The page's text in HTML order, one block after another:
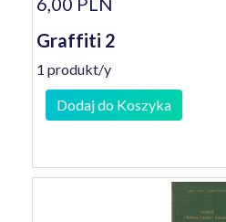
Graffiti 2
1 produkt/y
Dodaj do Koszyka